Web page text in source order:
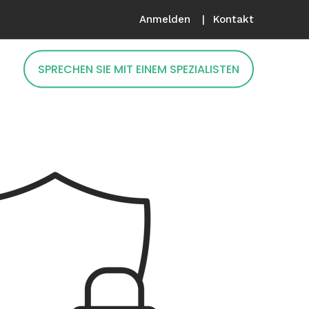
Anmelden Kontakt
SPRECHEN SIE MIT EINEM SPEZIALISTEN